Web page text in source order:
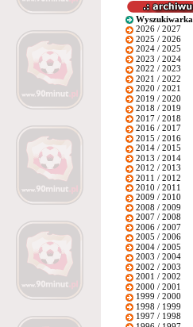
Wyszukiwarka
2026 / 2027
2025 / 2026
2024 / 2025
2023 / 2024
2022 / 2023
2021 / 2022
2020 / 2021
2019 / 2020
2018 / 2019
2017 / 2018
2016 / 2017
2015 / 2016
2014 / 2015
2013 / 2014
2012 / 2013
2011 / 2012
2010 / 2011
2009 / 2010
2008 / 2009
2007 / 2008
2006 / 2007
2005 / 2006
2004 / 2005
2003 / 2004
2002 / 2003
2001 / 2002
2000 / 2001
1999 / 2000
1998 / 1999
1997 / 1998